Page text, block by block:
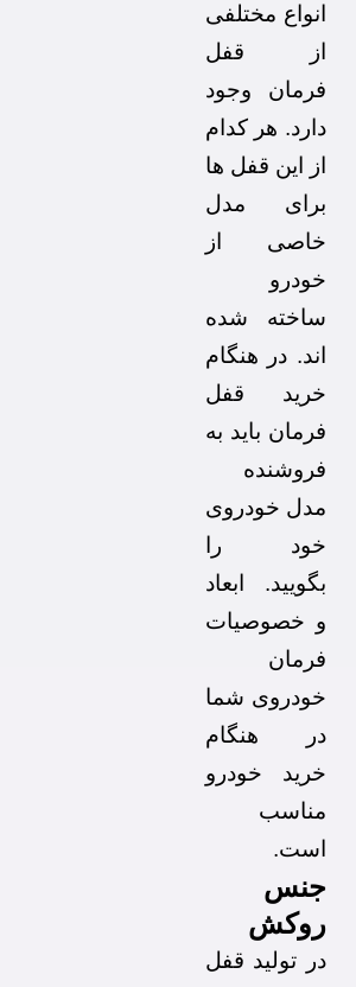
انواع مختلفی
از قفل
فرمان وجود
دارد. هر کدام
از این قفل ها
برای مدل
خاصی از
خودرو
ساخته شده
اند. در هنگام
خرید قفل
فرمان باید به
فروشنده
مدل خودروی
خود را
بگویید. ابعاد
و خصوصیات
فرمان
خودروی شما
در هنگام
خرید خودرو
مناسب
است.
جنس
روکش
در تولید قفل